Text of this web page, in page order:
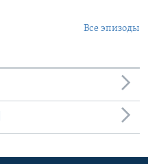
Все эпизоды